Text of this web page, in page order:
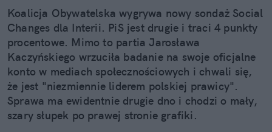
Koalicja Obywatelska wygrywa nowy sondaż Social
Changes dla Interii. PiS jest drugie i traci 4 punkty
procentowe. Mimo to partia Jarosława
Kaczyńskiego wrzuciła badanie na swoje oficjalne
konto w mediach społecznościowych i chwali się,
że jest "niezmiennie liderem polskiej prawicy".
Sprawa ma ewidentnie drugie dno i chodzi o mały,
szary słupek po prawej stronie grafiki.